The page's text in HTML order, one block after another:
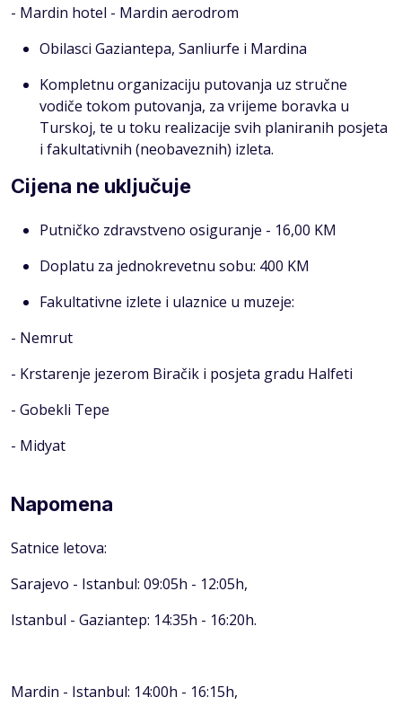
- Mardin hotel - Mardin aerodrom
Obilasci Gaziantepa, Sanliurfe i Mardina
Kompletnu organizaciju putovanja uz stručne
vodiče tokom putovanja, za vrijeme boravka u
Turskoj, te u toku realizacije svih planiranih posjeta
i fakultativnih (neobaveznih) izleta.
Cijena ne uključuje
Putničko zdravstveno osiguranje - 16,00 KM
Doplatu za jednokrevetnu sobu: 400 KM
Fakultativne izlete i ulaznice u muzeje:
- Nemrut
- Krstarenje jezerom Biračik i posjeta gradu Halfeti
- Gobekli Tepe
- Midyat
Napomena
Satnice letova:
Sarajevo - Istanbul: 09:05h - 12:05h,
Istanbul - Gaziantep: 14:35h - 16:20h.
Mardin - Istanbul: 14:00h - 16:15h,